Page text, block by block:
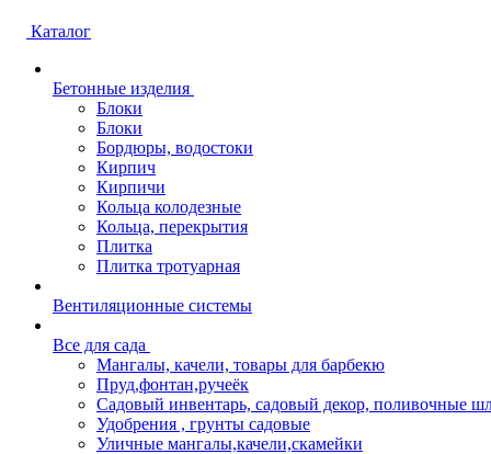
Каталог
Бетонные изделия
Блоки
Блоки
Бордюры, водостоки
Кирпич
Кирпичи
Кольца колодезные
Кольца, перекрытия
Плитка
Плитка тротуарная
Вентиляционные системы
Все для сада
Мангалы, качели, товары для барбекю
Пруд,фонтан,ручеёк
Садовый инвентарь, садовый декор, поливочные
Удобрения , грунты садовые
Уличные мангалы,качели,скамейки